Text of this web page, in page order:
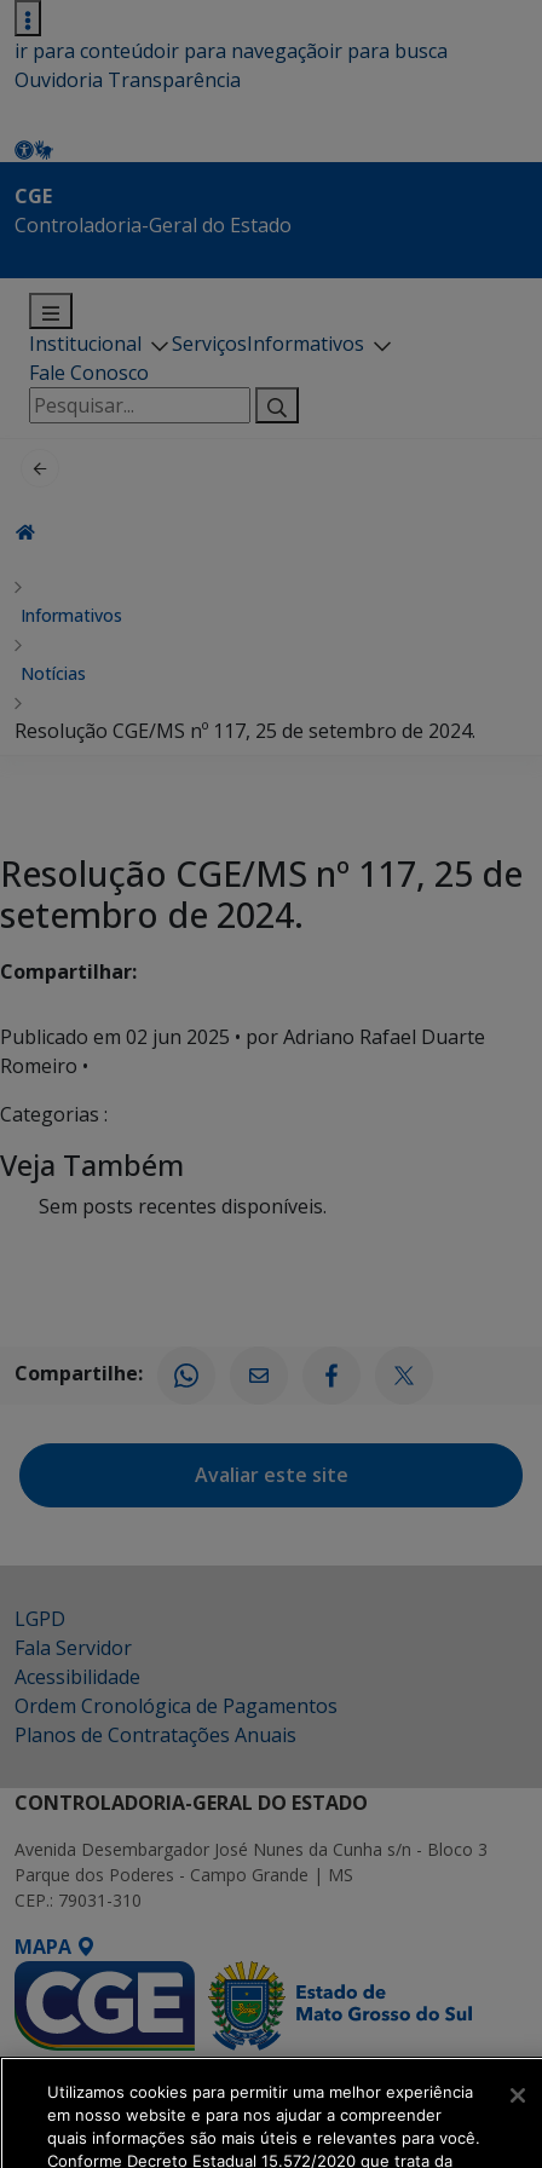
ir para conteúdoir para navegaçãoir para busca
Ouvidoria Transparência
CGE
Controladoria-Geral do Estado
Institucional ServiçosInformativos
Fale Conosco
Pesquisar
por:
Informativos
Notícias
Resolução CGE/MS nº 117, 25 de setembro de 2024.
Resolução CGE/MS nº 117, 25 de
setembro de 2024.
Compartilhar:
Publicado em 02 jun 2025 • por Adriano Rafael Duarte
Romeiro •
Categorias :
Veja Também
Sem posts recentes disponíveis.
Compartilhe:
Avaliar este site
LGPD
Fala Servidor
Acessibilidade
Ordem Cronológica de Pagamentos
Planos de Contratações Anuais
CONTROLADORIA-GERAL DO ESTADO
Avenida Desembargador José Nunes da Cunha s/n - Bloco 3
Parque dos Poderes - Campo Grande | MS
CEP.: 79031-310
MAPA
SETDIG | Secretaria-
Executiva de
Transformação Digital
Utilizamos cookies para permitir uma melhor experiência
em nosso website e para nos ajudar a compreender
quais informações são mais úteis e relevantes para você.
Conforme Decreto Estadual 15.572/2020 que trata da